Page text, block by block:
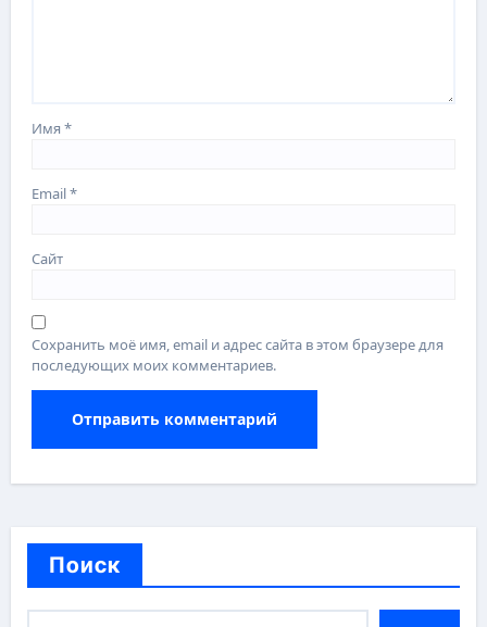
Имя*
Email*
Сайт
Сохранить моё имя, email и адрес сайта в этом браузере для
последующих моих комментариев.
Поиск